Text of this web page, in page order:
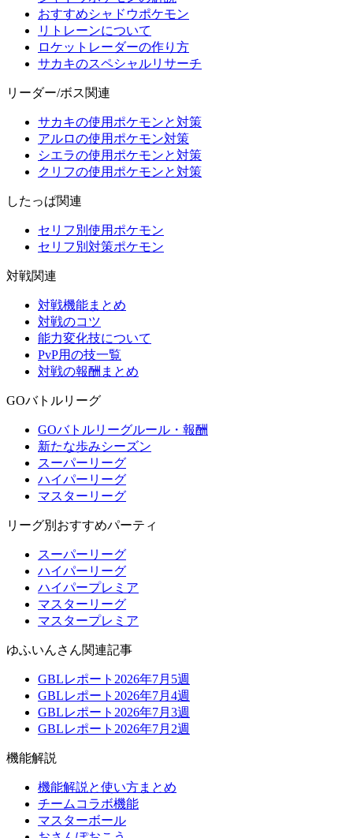
おすすめシャドウポケモン
リトレーンについて
ロケットレーダーの作り方
サカキのスペシャルリサーチ
リーダー/ボス関連
サカキの使用ポケモンと対策
アルロの使用ポケモン対策
シエラの使用ポケモンと対策
クリフの使用ポケモンと対策
したっぱ関連
セリフ別使用ポケモン
セリフ別対策ポケモン
対戦関連
対戦機能まとめ
対戦のコツ
能力変化技について
PvP用の技一覧
対戦の報酬まとめ
GOバトルリーグ
GOバトルリーグルール・報酬
新たな歩みシーズン
スーパーリーグ
ハイパーリーグ
マスターリーグ
リーグ別おすすめパーティ
スーパーリーグ
ハイパーリーグ
ハイパープレミア
マスターリーグ
マスタープレミア
ゆふいんさん関連記事
GBLレポート2026年7月5週
GBLレポート2026年7月4週
GBLレポート2026年7月3週
GBLレポート2026年7月2週
機能解説
機能解説と使い方まとめ
チームコラボ機能
マスターボール